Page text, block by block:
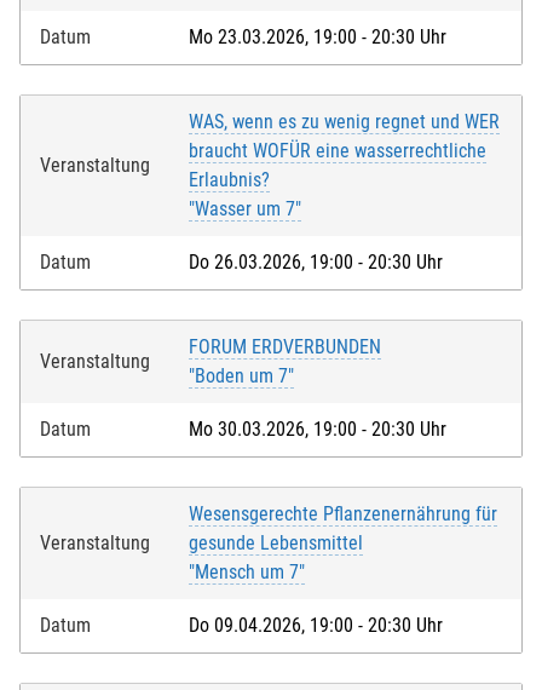
Datum Mo 23.03.2026, 19:00 - 20:30 Uhr
Veranstaltung
WAS, wenn es zu wenig regnet und WER
braucht WOFÜR eine wasserrechtliche
Erlaubnis?
"Wasser um 7"
Datum Do 26.03.2026, 19:00 - 20:30 Uhr
Veranstaltung
FORUM ERDVERBUNDEN
"Boden um 7"
Datum Mo 30.03.2026, 19:00 - 20:30 Uhr
Veranstaltung
Wesensgerechte Pflanzenernährung für
gesunde Lebensmittel
"Mensch um 7"
Datum Do 09.04.2026, 19:00 - 20:30 Uhr